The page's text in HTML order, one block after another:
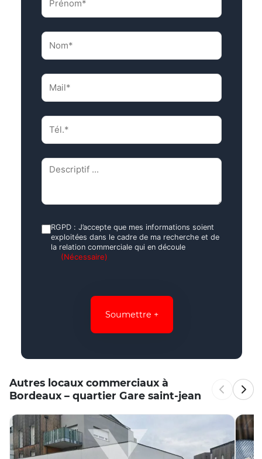
(Nécessaire)
Nom*
(Nécessaire)
Mail*
(Nécessaire)
Tél.*
(Nécessaire)
Descriptif
(Nécessaire)
RGPD
(Nécessaire)
RGPD : J’accepte que mes informations soient
exploitées dans le cadre de ma recherche et de
la relation commerciale qui en découle
(Nécessaire)
Autres locaux commerciaux à
Bordeaux – quartier Gare saint-jean